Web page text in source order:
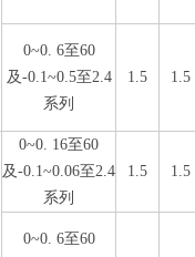
0~0. 6至60
及-0.1~0.5至2.4
系列
1.5 1.5
0~0. 16至60
及-0.1~0.06至2.4
系列
1.5 1.5
0~0. 6至60